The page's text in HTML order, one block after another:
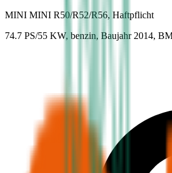
MINI MINI R50/R52/R56, Haftpflicht
74.7 PS/55 KW, benzin, Baujahr 2014,